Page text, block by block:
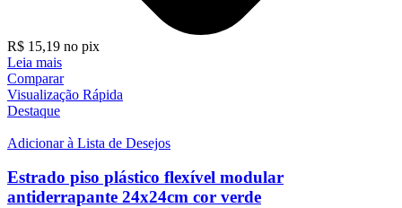
R$ 15,19 no pix
Leia mais
Comparar
Visualização Rápida
Destaque
Adicionar à Lista de Desejos
Estrado piso plástico flexível modular
antiderrapante 24x24cm cor verde